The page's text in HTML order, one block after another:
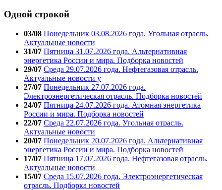
Одной строкой
03/08 Понедельник 03.08.2026 года. Угольная отрасль.
Актуальные новости
31/07 Пятница 31.07.2026 года. Альтернативная
энергетика России и мира. Подборка новостей
29/07 Среда 29.07.2026 года. Нефтегазовая отрасль.
Актуальные новости у
27/07 Понедельник 27.07.2026 года.
Электроэнергетическая отрасль. Подборка новостей
24/07 Пятница 24.07.2026 года. Атомная энергетика
России и мира. Подборка новостей
22/07 Среда 22.07.2026 года. Угольная отрасль.
Актуальные новости
20/07 Понедельник 20.07.2026 года. Альтернативная
энергетика России и мира. Подборка новостей
17/07 Пятница 17.07.2026 года. Нефтегазовая отрасль.
Актуальные новости
15/07 Среда 15.07.2026 года. Электроэнергетическая
отрасль. Подборка новостей